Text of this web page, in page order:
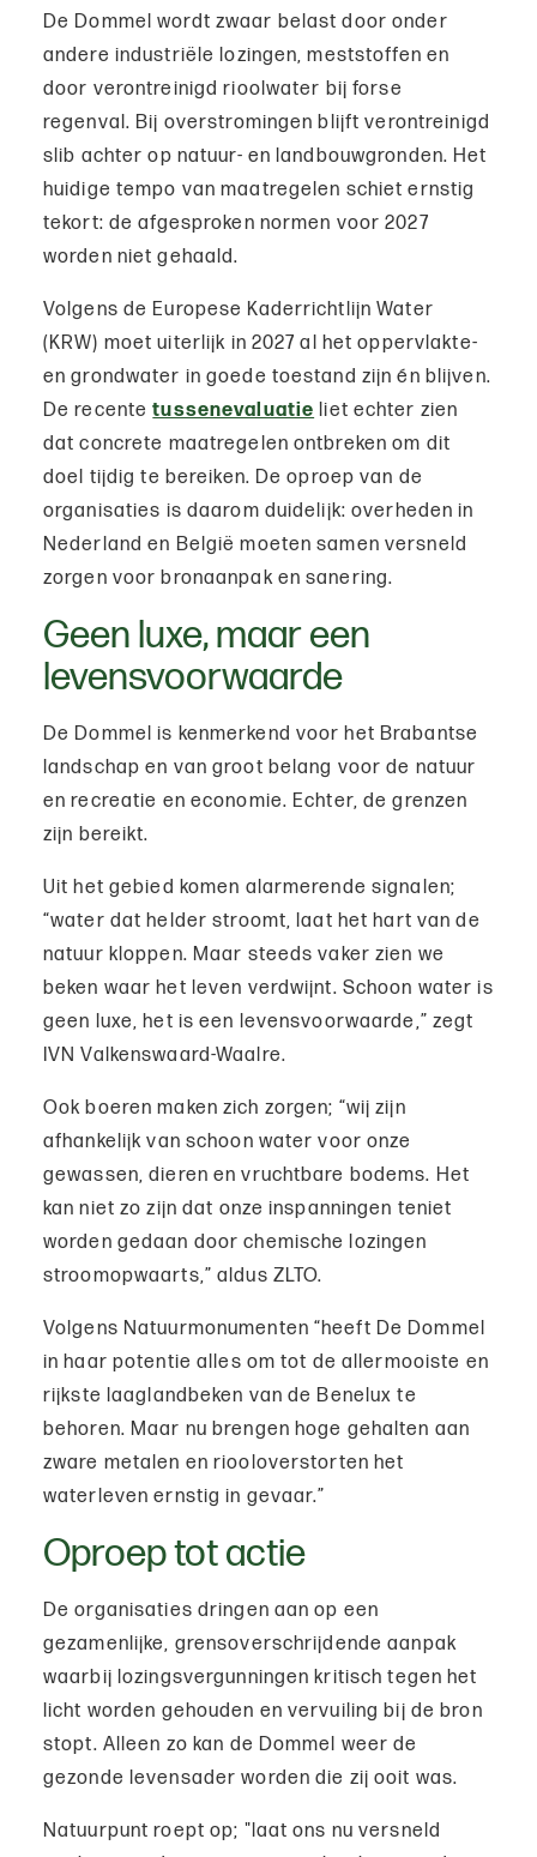
De Dommel wordt zwaar belast door onder
andere industriële lozingen, meststoffen en
door verontreinigd rioolwater bij forse
regenval. Bij overstromingen blijft verontreinigd
slib achter op natuur- en landbouwgronden. Het
huidige tempo van maatregelen schiet ernstig
tekort: de afgesproken normen voor 2027
worden niet gehaald.
Volgens de Europese Kaderrichtlijn Water
(KRW) moet uiterlijk in 2027 al het oppervlakte-
en grondwater in goede toestand zijn én blijven.
De recentetussenevaluatie liet echter zien
dat concrete maatregelen ontbreken om dit
doel tijdig te bereiken. De oproep van de
organisaties is daarom duidelijk: overheden in
Nederland en België moeten samen versneld
zorgen voor bronaanpak en sanering.
Geen luxe, maar een
levensvoorwaarde
De Dommel is kenmerkend voor het Brabantse
landschap en van groot belang voor de natuur
en recreatie en economie. Echter, de grenzen
zijn bereikt.
Uit het gebied komen alarmerende signalen;
“water dat helder stroomt, laat het hart van de
natuur kloppen. Maar steeds vaker zien we
beken waar het leven verdwijnt. Schoon water is
geen luxe, het is een levensvoorwaarde,” zegt
IVN Valkenswaard-Waalre.
Ook boeren maken zich zorgen; “wij zijn
afhankelijk van schoon water voor onze
gewassen, dieren en vruchtbare bodems. Het
kan niet zo zijn dat onze inspanningen teniet
worden gedaan door chemische lozingen
stroomopwaarts,” aldus ZLTO.
Volgens Natuurmonumenten “heeft De Dommel
in haar potentie alles om tot de allermooiste en
rijkste laaglandbeken van de Benelux te
behoren. Maar nu brengen hoge gehalten aan
zware metalen en riooloverstorten het
waterleven ernstig in gevaar.”
Oproep tot actie
De organisaties dringen aan op een
gezamenlijke, grensoverschrijdende aanpak
waarbij lozingsvergunningen kritisch tegen het
licht worden gehouden en vervuiling bij de bron
stopt. Alleen zo kan de Dommel weer de
gezonde levensader worden die zij ooit was.
Natuurpunt roept op; "laat ons nu versneld